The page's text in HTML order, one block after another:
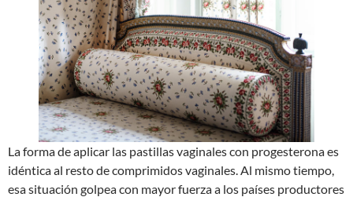
La forma de aplicar las pastillas vaginales con progesterona es
idéntica al resto de comprimidos vaginales. Al mismo tiempo,
esa situación golpea con mayor fuerza a los países productores